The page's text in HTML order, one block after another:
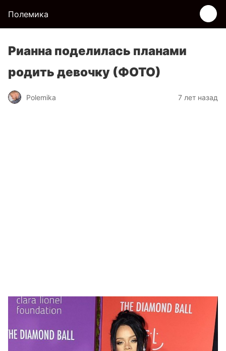
Полемика
Рианна поделилась планами
родить девочку (ФОТО)
Polemika 7 лет назад